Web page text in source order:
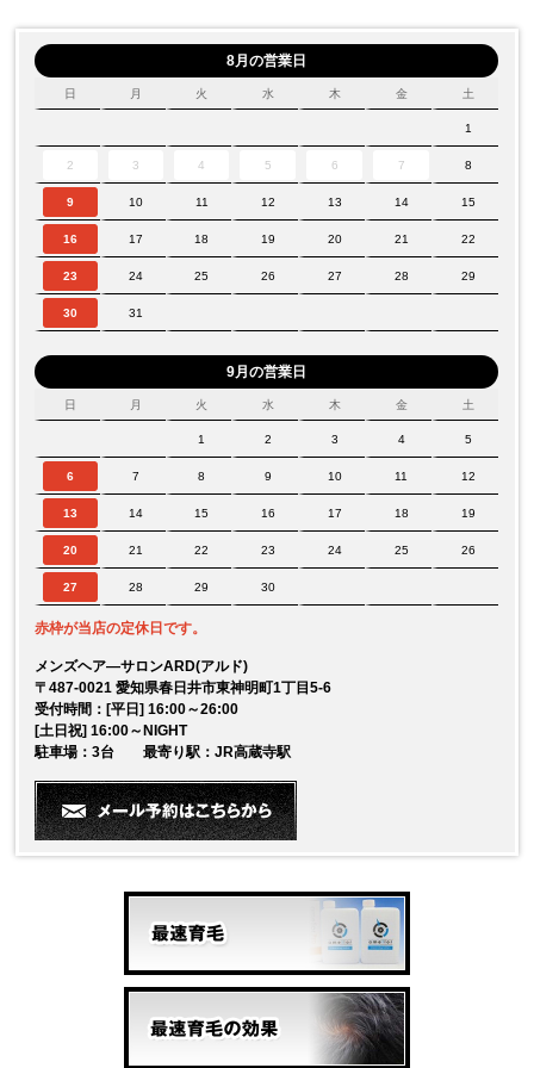
8月の営業日
日 月 火 水 木 金 土
1
2 3 4 5 6 7 8
9 10 11 12 13 14 15
16 17 18 19 20 21 22
23 24 25 26 27 28 29
30 31
9月の営業日
日 月 火 水 木 金 土
1 2 3 4 5
6 7 8 9 10 11 12
13 14 15 16 17 18 19
20 21 22 23 24 25 26
27 28 29 30
赤枠が当店の定休日です。
メンズヘア―サロンARD(アルド)
〒487-0021 愛知県春日井市東神明町1丁目5-6
受付時間：[平日] 16:00～26:00
[土日祝] 16:00～NIGHT
駐車場：3台 最寄り駅：JR高蔵寺駅